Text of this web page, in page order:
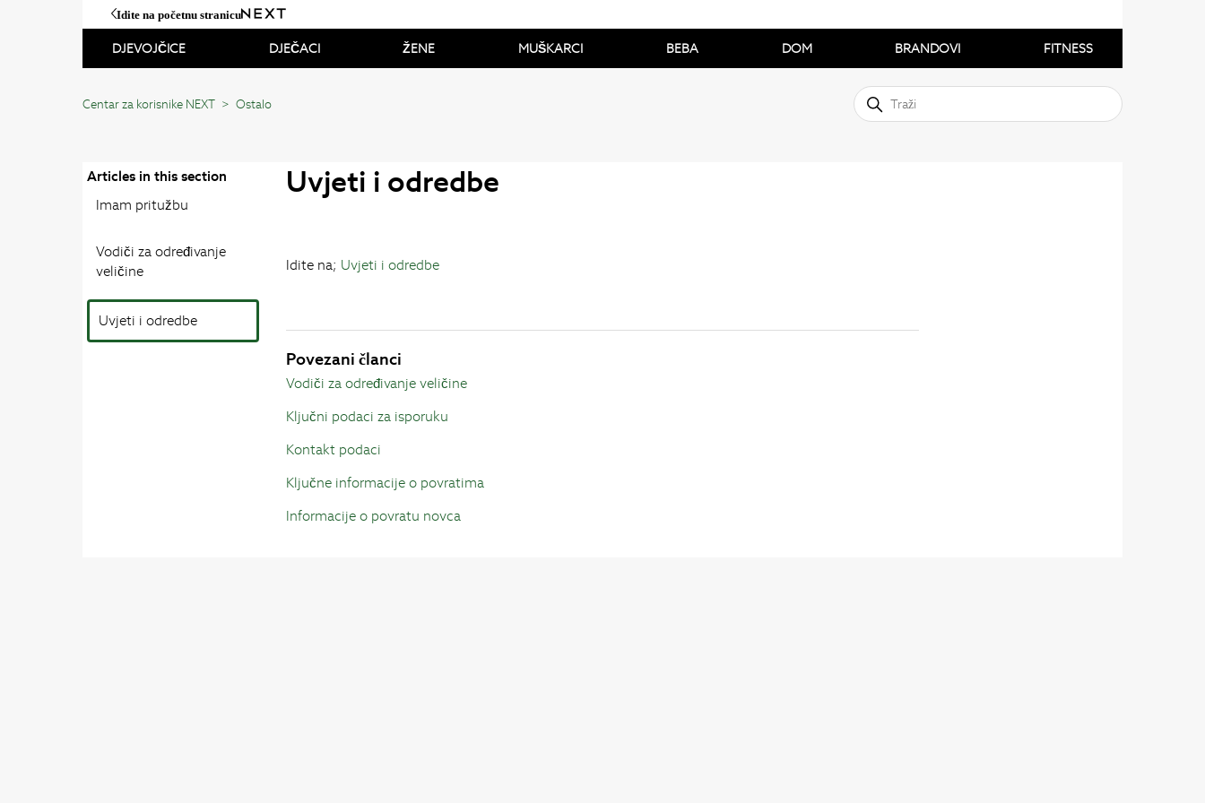
Idite na početnu stranicu
DJEVOJČICE DJEČACI ŽENE MUŠKARCI BEBA DOM BRANDOVI FITNESS
Centar za korisnike NEXT Ostalo
Articles in this section
Imam pritužbu
Vodiči za određivanje
veličine
Uvjeti i odredbe
Uvjeti i odredbe
Idite na; Uvjeti i odredbe
Povezani članci
Vodiči za određivanje veličine
Ključni podaci za isporuku
Kontakt podaci
Ključne informacije o povratima
Informacije o povratu novca